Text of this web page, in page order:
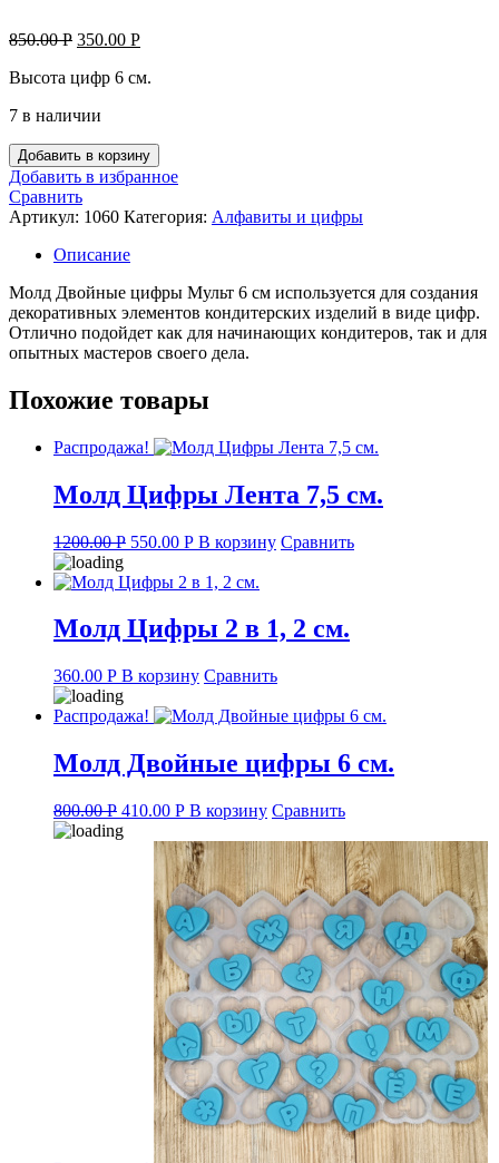
850.00Р Original
was:
350.00 РCurrent
is:
Высота цифр 6 см.
7 в наличии
Количество
товара
Молд
Двойные
цифры
Мульт
см.
Добавить в корзину
Добавить в избранное
Сравнить
Артикул: 1060 Категория: Алфавиты и цифры
Описание
Молд Двойные цифры Мульт 6 см используется для создания
декоративных элементов кондитерских изделий в виде цифр.
Отлично подойдет как для начинающих кондитеров, так и для
опытных мастеров своего дела.
Похожие товары
Распродажа!
Молд Цифры Лента 7,5 см.
1200.00Р Original
was:
550.00 РCurrent
is:
В корзину Сравнить
Молд Цифры 2 в 1, 2 см.
360.00 Р В корзину Сравнить
Распродажа!
Молд Двойные цифры 6 см.
800.00Р Original
price
800.00 руб..
410.00 РCurrent
is:
410.00 руб..
В корзину Сравнить